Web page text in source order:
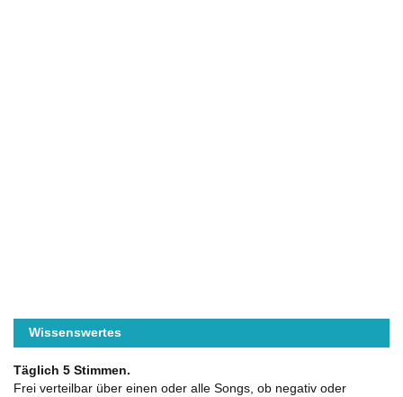
Wissenswertes
Täglich 5 Stimmen.
Frei verteilbar über einen oder alle Songs, ob negativ oder